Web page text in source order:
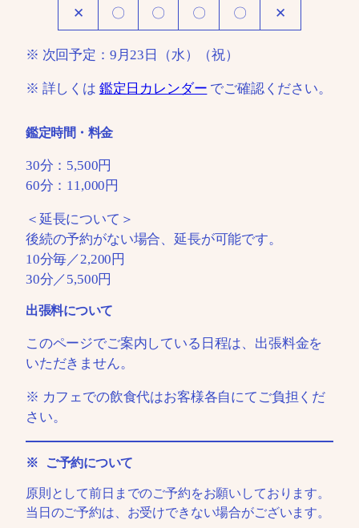
✕ 〇 〇 〇 〇 ✕
※ 次回予定：9月23日（水）（祝）
※ 詳しくは 鑑定日カレンダー でご確認ください。
鑑定時間・料金
30分：5,500円
60分：11,000円
＜延長について＞
後続の予約がない場合、延長が可能です。
10分毎／2,200円
30分／5,500円
出張料について
このページでご案内している日程は、出張料金を
いただきません。
※ カフェでの飲食代はお客様各自にてご負担くだ
さい。
※ ご予約について
原則として前日までのご予約をお願いしております。
当日のご予約は、お受けできない場合がございます。